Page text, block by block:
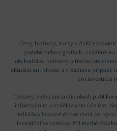
Ceny, hodnoty, kurzy a další
podobě nebo v grafech, uváděné
obchodními partnery a třetími
aktuální ani přesné a v žádném případě
pro investiční
Textový, video ani audio obsah
informačním a vzdělávacím účelům.
individualizované doporučení ani
investičního nástroje. Při tvorbě